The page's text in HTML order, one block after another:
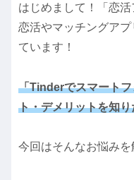
はじめまして！「恋活
恋活やマッチングア
ています！
「Tinderでスマート
ト・デメリットを知
今回はそんなお悩みを